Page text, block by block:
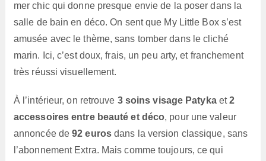
mer chic qui donne presque envie de la poser dans la
salle de bain en déco. On sent que My Little Box s’est
amusée avec le thème, sans tomber dans le cliché
marin. Ici, c’est doux, frais, un peu arty, et franchement
très réussi visuellement.
À l’intérieur, on retrouve 3 soins visage Patykaet2
accessoires entre beauté et déco, pour une valeur
annoncée de92 eurosdans la version classique, sans
l’abonnement Extra. Mais comme toujours, ce qui